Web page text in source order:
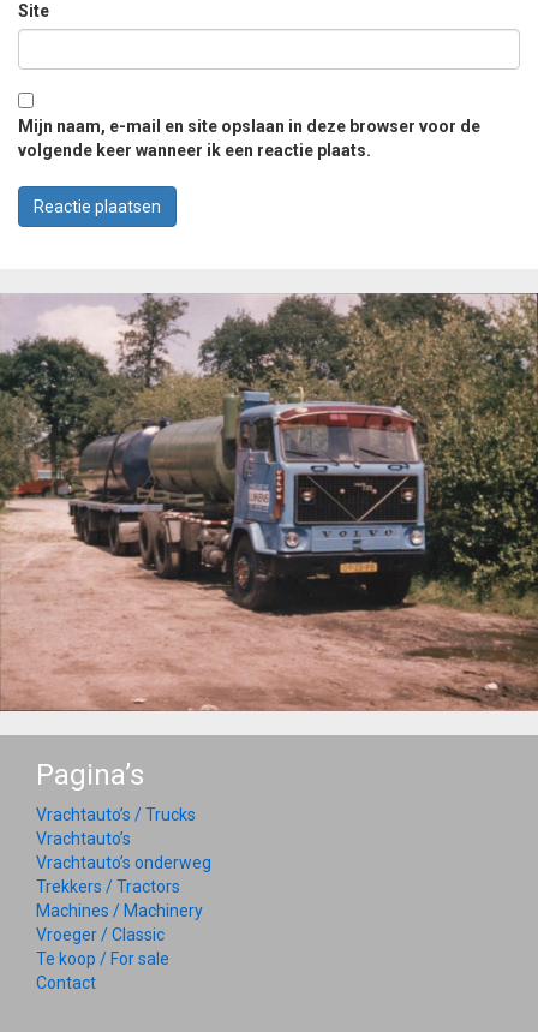
Site
Mijn naam, e-mail en site opslaan in deze browser voor de
volgende keer wanneer ik een reactie plaats.
Pagina’s
Vrachtauto’s / Trucks
Vrachtauto’s
Vrachtauto’s onderweg
Trekkers / Tractors
Machines / Machinery
Vroeger / Classic
Te koop / For sale
Contact